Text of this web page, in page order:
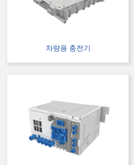
차량용 충전기